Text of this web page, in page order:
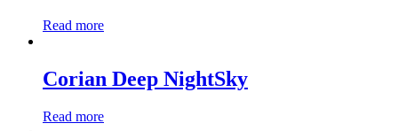
Read more
Corian Deep NightSky
Read more